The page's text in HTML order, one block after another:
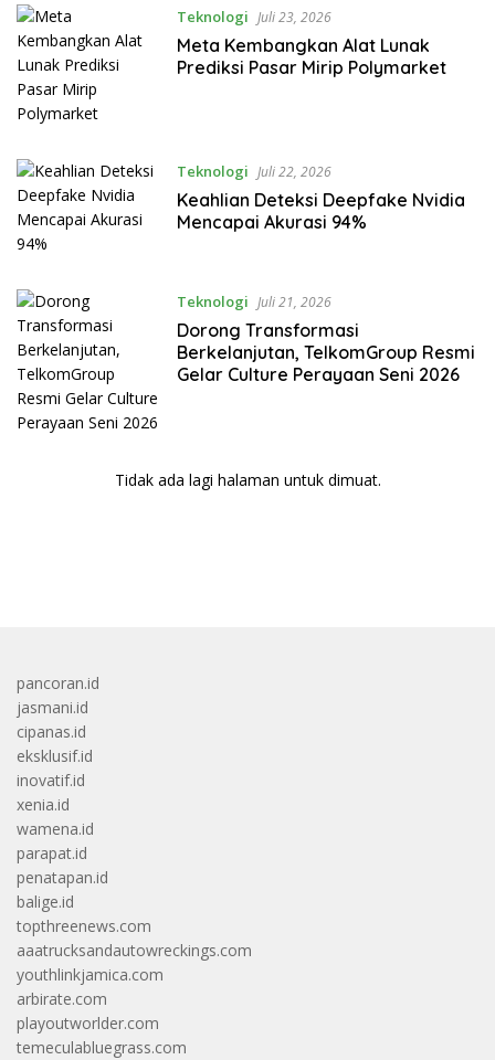
Teknologi Juli 23, 2026
Meta Kembangkan Alat Lunak
Prediksi Pasar Mirip Polymarket
Teknologi Juli 22, 2026
Keahlian Deteksi Deepfake Nvidia
Mencapai Akurasi 94%
Teknologi Juli 21, 2026
Dorong Transformasi
Berkelanjutan, TelkomGroup Resmi
Gelar Culture Perayaan Seni 2026
Tidak ada lagi halaman untuk dimuat.
pancoran.id
jasmani.id
cipanas.id
eksklusif.id
inovatif.id
xenia.id
wamena.id
parapat.id
penatapan.id
balige.id
topthreenews.com
aaatrucksandautowreckings.com
youthlinkjamica.com
arbirate.com
playoutworlder.com
temeculabluegrass.com